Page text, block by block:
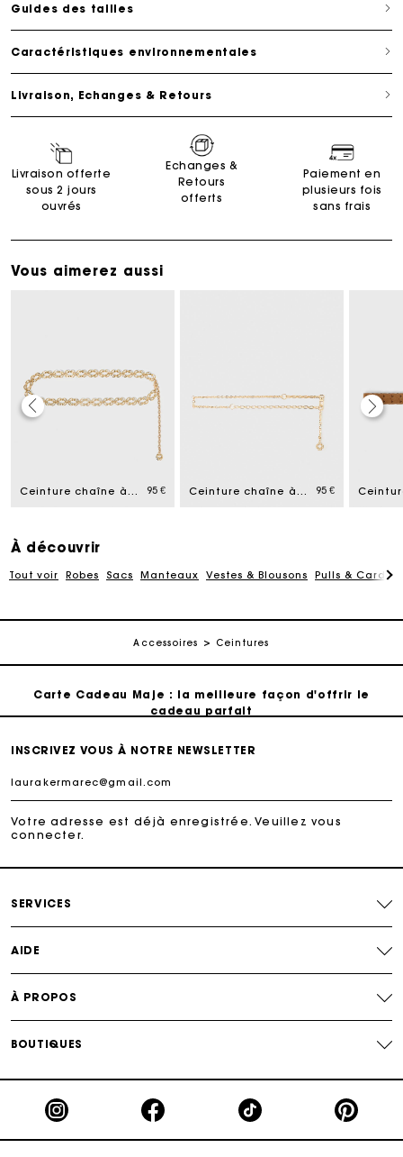
Guides des tailles
Caractéristiques environnementales
Livraison, Echanges & Retours
Livraison offerte
sous 2 jours
ouvrés
Echanges &
Retours
offerts
Paiement en
plusieurs fois
sans frais
Vous aimerez aussi
from Ceinture chaîne à maillons dorés 95 € Ceinture chaîne à logo clover 95 €
À découvrir
Tout voir Robes Sacs Manteaux Vestes & Blousons Pulls &
Accessoires Ceintures
Carte Cadeau Maje : la meilleure façon d'offrir le
cadeau parfait
Livraison à domicile offerte sous 2 jours ouvrés
Paiement en plusieurs fois sans frais
Suivi de commande
Carte Cadeau Maje : la meilleure façon d'offrir le
cadeau parfait
Livraison à domicile offerte sous 2 jours ouvrés
Paiement en plusieurs fois sans frais
Carte Cadeau Maje : la meilleure façon d'offrir le
INSCRIVEZ VOUS À NOTRE NEWSLETTER
Votre adresse est déjà enregistrée. Veuillez vous
connecter.
SERVICES
AIDE
À PROPOS
BOUTIQUES